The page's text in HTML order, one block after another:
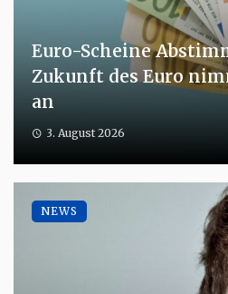
Euro-Scheine
Zukunft des Euro
an
3. August 2026
NEWS